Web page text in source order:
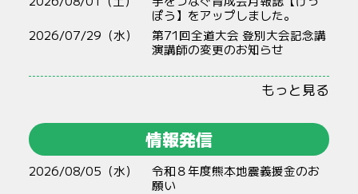
ぽう】をアップしました。
2026/07/29（水）
第71回全道大会 登別大会記念講
演講師の変更のお知らせ
もっと見る
情報発信
2026/08/05（水）
令和８年度熊本地震義援金のお
願い